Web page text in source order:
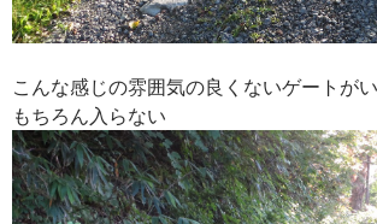
こんな感じの雰囲気の良くないゲートが
もちろん入らない